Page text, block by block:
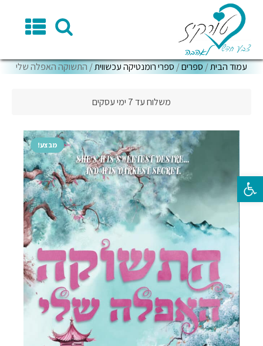
פתח סרגל נגישות
עמוד הבית/ ספרים/ ספרי רומנטיקה עכשווית/ התשוקה האפלה שלי
משלוח עד 7 ימי עסקים
מבצע!